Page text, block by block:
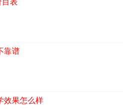
表
靠谱
效果怎么样